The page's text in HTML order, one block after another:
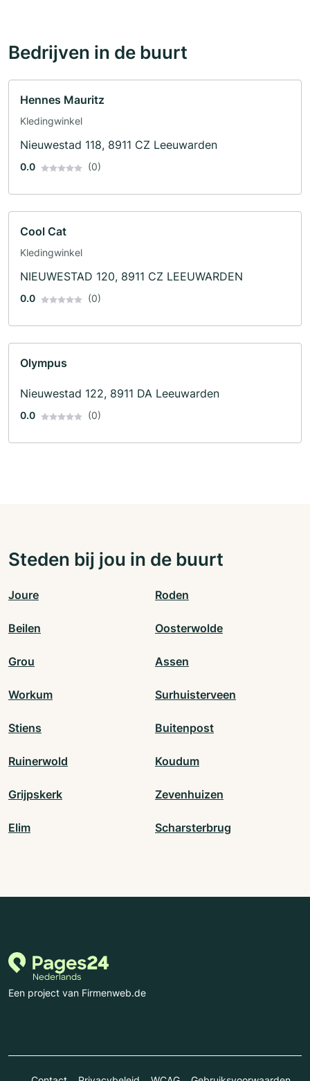
Bedrijven in de buurt
Hennes Mauritz
Kledingwinkel
Nieuwestad 118, 8911 CZ Leeuwarden
0.0 (0)
Cool Cat
Kledingwinkel
NIEUWESTAD 120, 8911 CZ LEEUWARDEN
0.0 (0)
Olympus
Nieuwestad 122, 8911 DA Leeuwarden
0.0 (0)
Steden bij jou in de buurt
Joure Roden
Beilen Oosterwolde
Grou Assen
Workum Surhuisterveen
Stiens Buitenpost
Ruinerwold Koudum
Grijpskerk Zevenhuizen
Elim Scharsterbrug
Een project van Firmenweb.de